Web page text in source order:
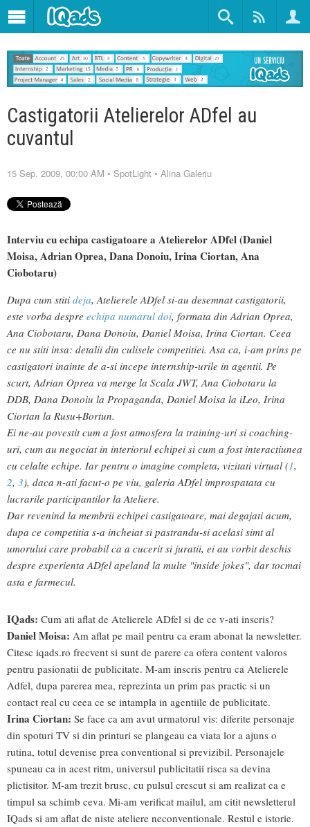
Castigatorii Atelierelor ADfel au
cuvantul
15 Sep. 2009, 00:00 AM • SpotLight • Alina Galeriu
Interviu cu echipa castigatoare a Atelierelor ADfel (Daniel
Moisa, Adrian Oprea, Dana Donoiu, Irina Ciortan, Ana
Ciobotaru)
Dupa cum stiti deja, Atelierele ADfel si-au desemnat castigatorii,
este vorba despre echipa numarul doi, formata din Adrian Oprea,
Ana Ciobotaru, Dana Donoiu, Daniel Moisa, Irina Ciortan. Ceea
ce nu stiti insa: detalii din culisele competitiei. Asa ca, i-am prins pe
castigatori inainte de a-si incepe internship-urile in agentii. Pe
scurt, Adrian Oprea va merge la Scala JWT, Ana Ciobotaru la
DDB, Dana Donoiu la Propaganda, Daniel Moisa la iLeo, Irina
Ciortan la Rusu+Bortun.
Ei ne-au povestit cum a fost atmosfera la training-uri si coaching-
uri, cum au negociat in interiorul echipei si cum a fost interactiunea
cu celalte echipe. Iar pentru o imagine completa, vizitati virtual (1,
2, 3), daca n-ati facut-o pe viu, galeria ADfel improspatata cu
lucrarile participantilor la Ateliere.
Dar revenind la membrii echipei castigatoare, mai degajati acum,
dupa ce competitia s-a incheiat si pastrandu-si acelasi simt al
umorului care probabil ca a cucerit si juratii, ei au vorbit deschis
despre experienta ADfel apeland la multe "inside jokes", dar tocmai
asta e farmecul.
IQads: Cum ati aflat de Atelierele ADfel si de ce v-ati inscris?
Daniel Moisa: Am aflat pe mail pentru ca eram abonat la newsletter.
Citesc iqads.ro frecvent si sunt de parere ca ofera content valoros
pentru pasionatii de publicitate. M-am inscris pentru ca Atelierele
Adfel, dupa parerea mea, reprezinta un prim pas practic si un
contact real cu ceea ce se intampla in agentiile de publicitate.
Irina Ciortan: Se face ca am avut urmatorul vis: diferite personaje
din spoturi TV si din printuri se plangeau ca viata lor a ajuns o
rutina, totul devenise prea conventional si previzibil. Personajele
spuneau ca in acest ritm, universul publicitatii risca sa devina
plictisitor. M-am trezit brusc, cu pulsul crescut si am realizat ca e
timpul sa schimb ceva. Mi-am verificat mailul, am citit newsletterul
IQads si am aflat de niste ateliere neconventionale. Restul e istorie.